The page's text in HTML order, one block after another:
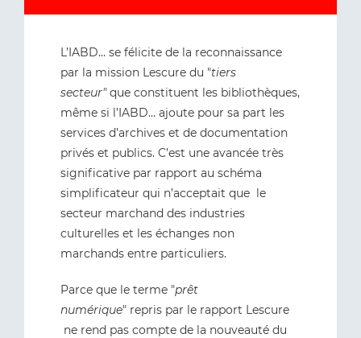
L’IABD… se félicite de la reconnaissance
par la mission Lescure du "tiers
secteur"que constituent les bibliothèques,
même si l’IABD… ajoute pour sa part les
services d’archives et de documentation
privés et publics. C’est une avancée très
significative par rapport au schéma
simplificateur qui n’acceptait que le
secteur marchand des industries
culturelles et les échanges non
marchands entre particuliers.
Parce que le terme "prêt
numérique" repris par le rapport Lescure
ne rend pas compte de la nouveauté du